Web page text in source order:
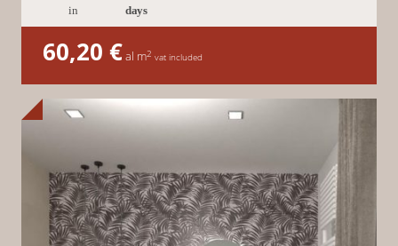
in
days
60,20 €al m2 vat included